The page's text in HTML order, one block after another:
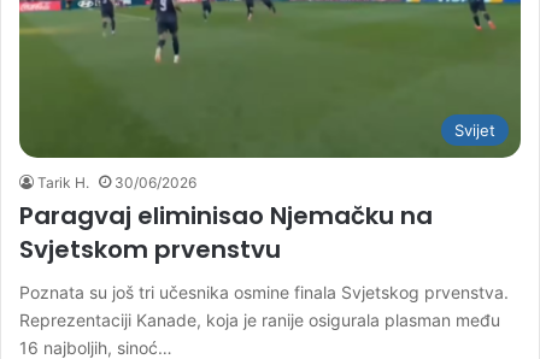
Svijet
Tarik H. 30/06/2026
Paragvaj eliminisao Njemačku na
Svjetskom prvenstvu
Poznata su još tri učesnika osmine finala Svjetskog prvenstva.
Reprezentaciji Kanade, koja je ranije osigurala plasman među
16 najboljih, sinoć…